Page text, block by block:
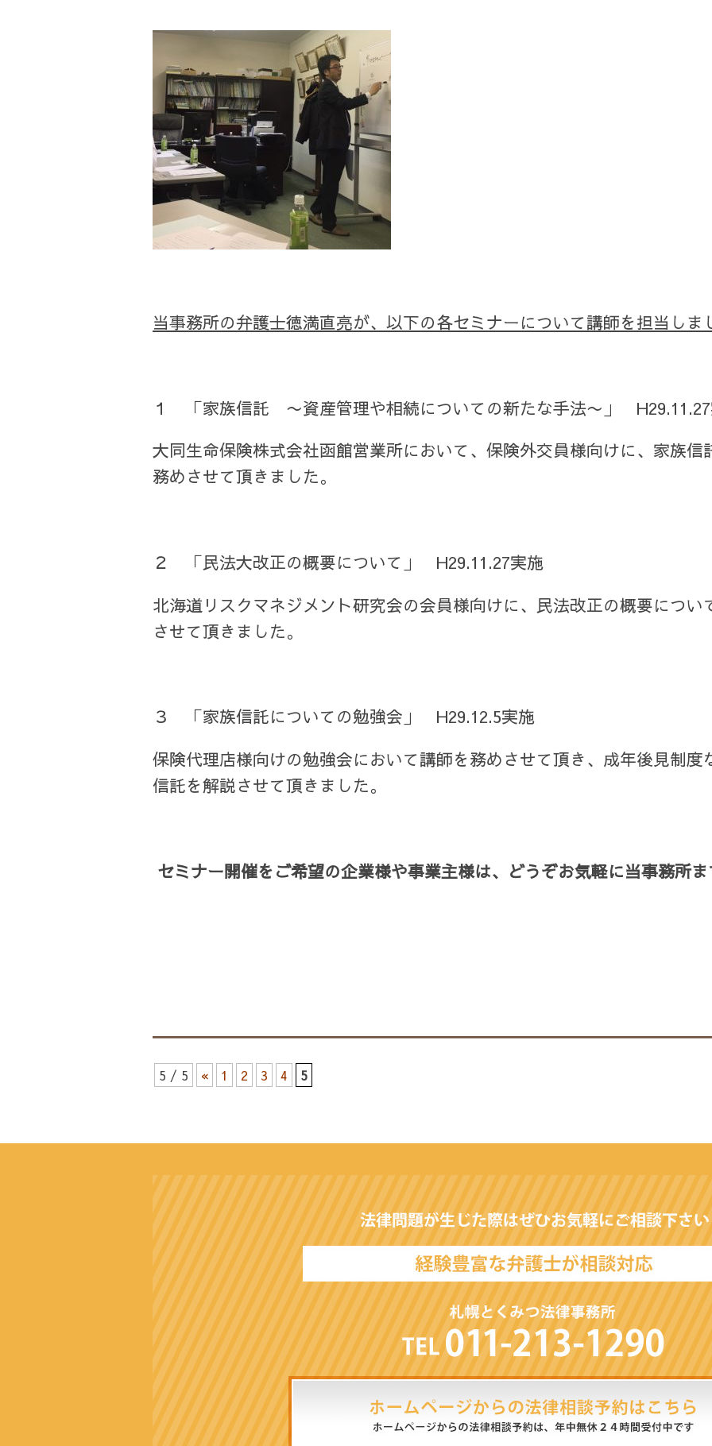
当事務所の弁護士徳満直亮が、以下の各セミナーについて講師を担当しま
１ 「家族信託 〜資産管理や相続についての新たな手法〜」
大同生命保険株式会社函館営業所において、保険外交員様向けに、家族
務めさせて頂きました。
２ 「民法大改正の概要について」 H29.11.27実施
北海道リスクマネジメント研究会の会員様向けに、民法改正の概要につ
させて頂きました。
３ 「家族信託についての勉強会」 H29.12.5実施
保険代理店様向けの勉強会において講師を務めさせて頂き、成年後見制
信託を解説させて頂きました。
セミナー開催をご希望の企業様や事業主様は、どうぞお気軽に当事務所
5 / 5 « 1 2 3 4 5